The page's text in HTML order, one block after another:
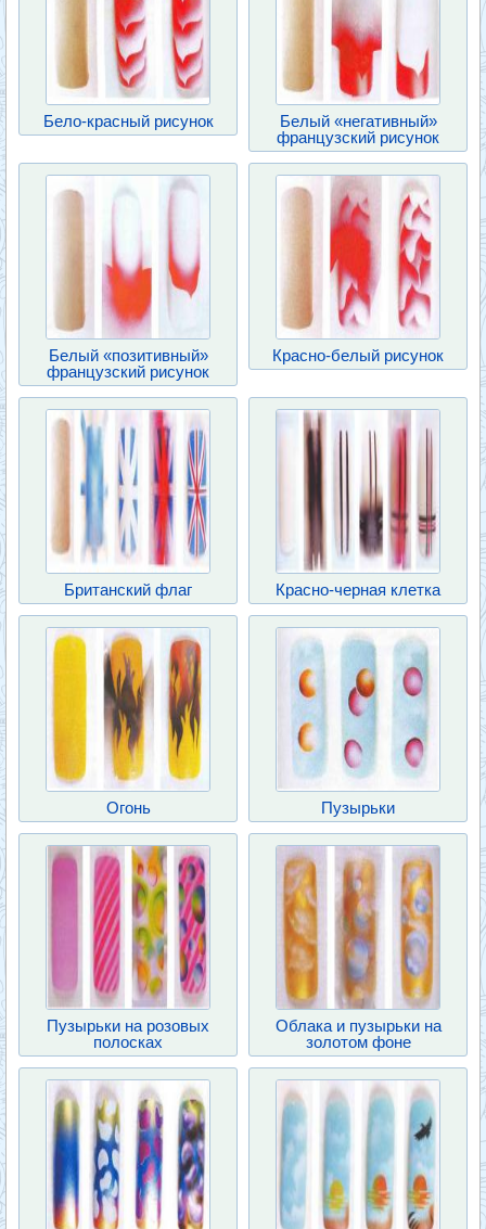
Бело-красный рисунок
Белый «негативный»
французский рисунок
Белый «позитивный»
французский рисунок
Красно-белый рисунок
Британский флаг Красно-черная клетка
Огонь Пузырьки
Пузырьки на розовых
полосках
Облака и пузырьки на
золотом фоне